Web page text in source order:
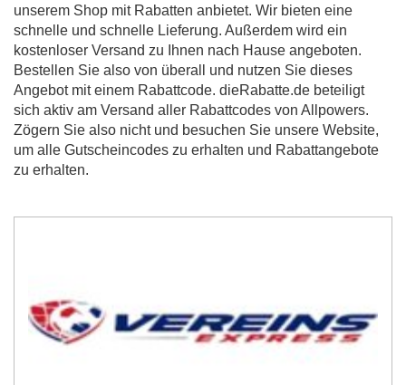
unserem Shop mit Rabatten anbietet. Wir bieten eine
schnelle und schnelle Lieferung. Außerdem wird ein
kostenloser Versand zu Ihnen nach Hause angeboten.
Bestellen Sie also von überall und nutzen Sie dieses
Angebot mit einem Rabattcode. dieRabatte.de beteiligt
sich aktiv am Versand aller Rabattcodes von Allpowers.
Zögern Sie also nicht und besuchen Sie unsere Website,
um alle Gutscheincodes zu erhalten und Rabattangebote
zu erhalten.